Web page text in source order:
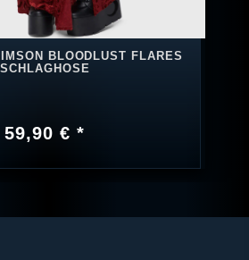
BLOODLUST FLARES
SCHLAGHOSE
59,90 € *